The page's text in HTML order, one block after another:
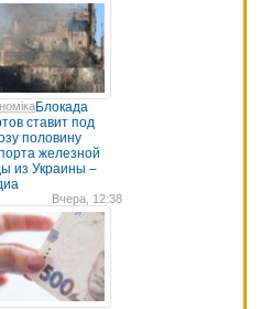
Блокада
ставит под
половину
железной
из Украины –
Вчера, 12:38